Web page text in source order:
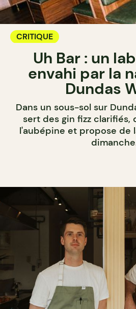
CRITIQUE
Uh Bar : un
envahi par la
Dundas
Dans un sous-sol sur
sert des gin fizz clarifiés,
l'aubépine et propose de